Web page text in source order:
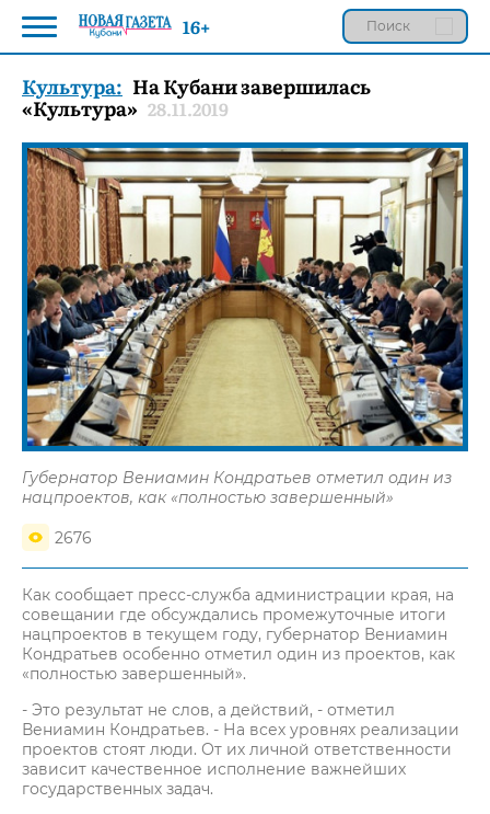
Культура: На Кубани завершилась
«Культура» 28.11.2019
Губернатор Вениамин Кондратьев отметил один из
нацпроектов, как «полностью завершенный»
2676
Как сообщает пресс-служба администрации края, на
совещании где обсуждались промежуточные итоги
нацпроектов в текущем году, губернатор Вениамин
Кондратьев особенно отметил один из проектов, как
«полностью завершенный».
- Это результат не слов, а действий, - отметил
Вениамин Кондратьев. - На всех уровнях реализации
проектов стоят люди. От их личной ответственности
зависит качественное исполнение важнейших
государственных задач.
16+